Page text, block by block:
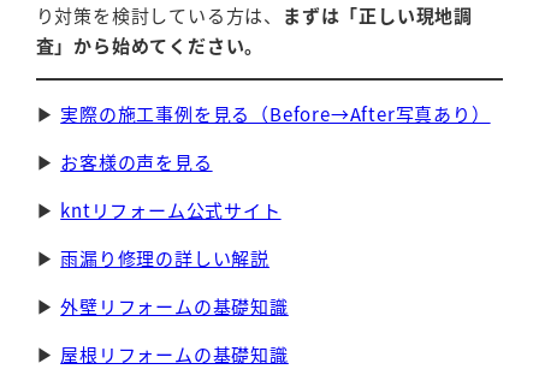
り対策を検討している方は、 まずは「正しい現地調
査」から始めてください。
▶ 実際の施工事例を見る（Before→After写真あり）
▶ お客様の声を見る
▶ kntリフォーム公式サイト
▶雨漏り修理の詳しい解説
▶外壁リフォームの基礎知識
▶ 屋根リフォームの基礎知識